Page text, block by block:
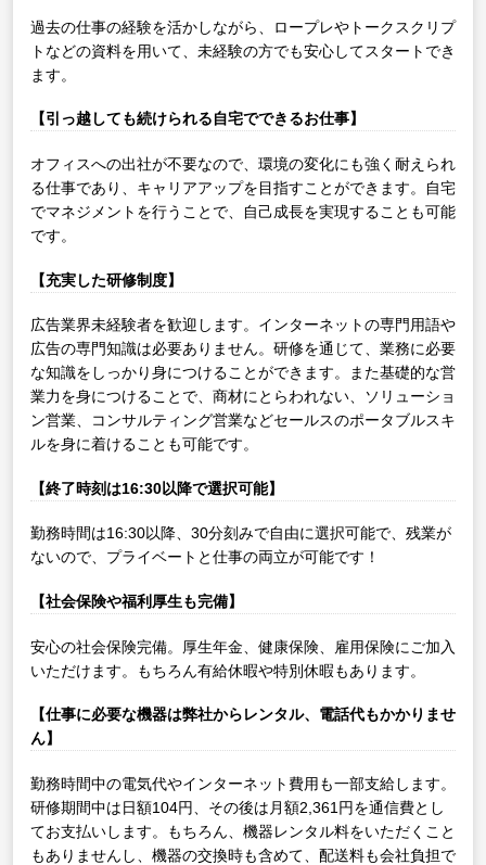
過去の仕事の経験を活かしながら、ロープレやトークスクリプ
トなどの資料を用いて、未経験の方でも安心してスタートでき
ます。
【引っ越しても続けられる自宅でできるお仕事】
オフィスへの出社が不要なので、環境の変化にも強く耐えられ
る仕事であり、キャリアアップを目指すことができます。自宅
でマネジメントを行うことで、自己成長を実現することも可能
です。
【充実した研修制度】
広告業界未経験者を歓迎します。インターネットの専門用語や
広告の専門知識は必要ありません。研修を通じて、業務に必要
な知識をしっかり身につけることができます。また基礎的な営
業力を身につけることで、商材にとらわれない、ソリューショ
ン営業、コンサルティング営業などセールスのポータブルスキ
ルを身に着けることも可能です。
【終了時刻は16:30以降で選択可能】
勤務時間は16:30以降、30分刻みで自由に選択可能で、残業が
ないので、プライベートと仕事の両立が可能です！
【社会保険や福利厚生も完備】
安心の社会保険完備。厚生年金、健康保険、雇用保険にご加入
いただけます。もちろん有給休暇や特別休暇もあります。
【仕事に必要な機器は弊社からレンタル、電話代もかかりませ
ん】
勤務時間中の電気代やインターネット費用も一部支給します。
研修期間中は日額104円、その後は月額2,361円を通信費とし
てお支払いします。もちろん、機器レンタル料をいただくこと
もありませんし、機器の交換時も含めて、配送料も会社負担で